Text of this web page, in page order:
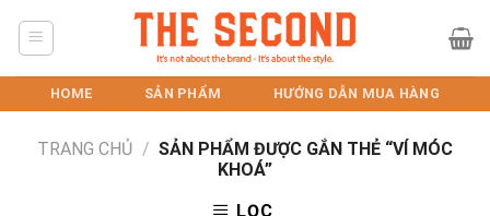
HOME SẢN PHẨM HƯỚNG DẪN MUA HÀNG
TRANG CHỦ / SẢN PHẨM ĐƯỢC GẮN THẺ “VÍ MÓC
KHOÁ”
LỌC